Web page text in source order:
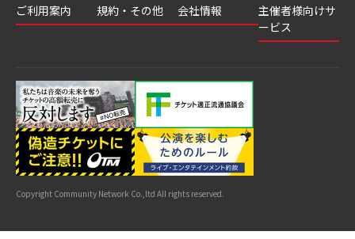
ご利用案内
結果
よくあるご質問
はじめてガイド
公演中止・変更
サイトマップ
規約・その他
利用規約
特商法に基づく
表示
カスタマーハラ
スメントへの対
応指針
会社情報
主催者様向けサ
ービス
Copyright Community Network Co.,ltd All rights reserved.